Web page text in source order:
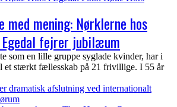
med mening: Nørklerne hos
Egedal fejrer jubilæum
som en lille gruppe syglade kvinder, har i
et stærkt fællesskab på 21 frivillige. I 55 år
dramatisk afslutning ved internationalt